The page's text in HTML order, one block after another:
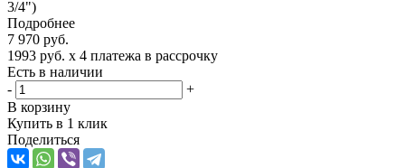
3/4")
Подробнее
7 970 руб.
1993 руб. x 4 платежа в рассрочку
Есть в наличии
-
+
В корзину
Купить в 1 клик
Поделиться